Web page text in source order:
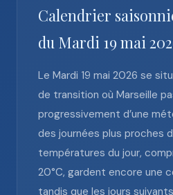
Calendrier
du Mardi 19 mai
Le Mardi 19 mai 2026 se
de transition où Marseille
progressivement d’une
des journées plus proches
températures du jour,
20°C, gardent encore une
tandis que les jours